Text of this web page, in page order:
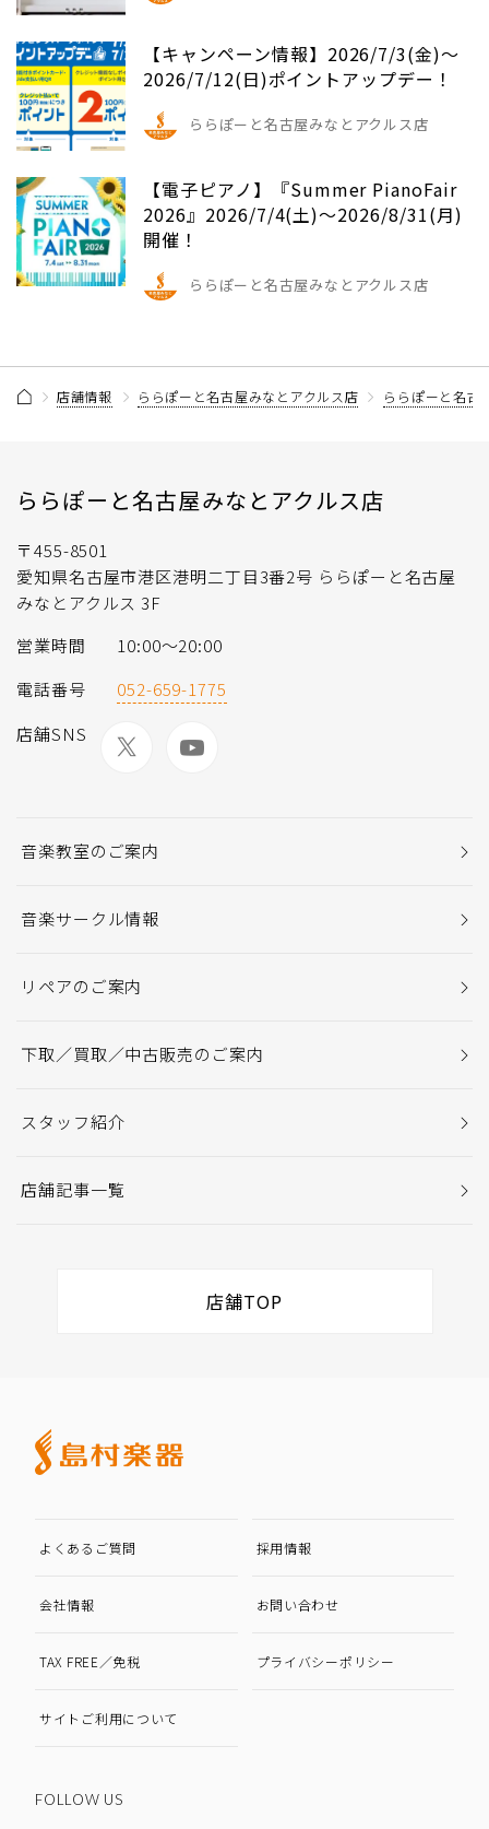
【キャンペーン情報】2026/7/3(金)～
2026/7/12(日)ポイントアップデー！
ららぽーと名古屋みなとアクルス店
【電子ピアノ】『Summer PianoFair
2026』2026/7/4(土)～2026/8/31(月)
開催！
ららぽーと名古屋みなとアクルス店
店舗情報 ららぽーと名古屋みなとアクルス店 ららぽーと名古
ららぽーと名古屋みなとアクルス店
〒455-8501
愛知県名古屋市港区港明二丁目3番2号 ららぽーと名古屋
みなとアクルス 3F
営業時間
10:00～20:00
電話番号
052-659-1775
店舗SNS
音楽教室のご案内
音楽サークル情報
リペアのご案内
下取／買取／中古販売のご案内
スタッフ紹介
店舗記事一覧
店舗TOP
よくあるご質問 採用情報
会社情報 お問い合わせ
TAX FREE／免税 プライバシーポリシー
サイトご利用について
FOLLOW US